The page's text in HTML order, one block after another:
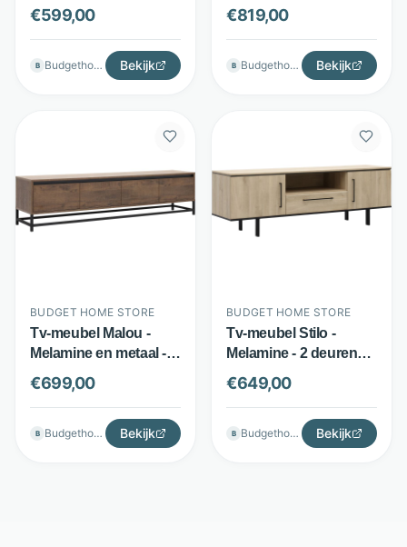
lade en 3 open vakken
- Mango - Budget
Home Store
€599,00
B Budgethomestore Bekijk
softclose kleppen -
Blond Oak - Budget
Home Store
€819,00
B Budgethomestore Bekijk
BUDGET HOME STORE
Tv-meubel Malou -
Melamine en metaal - 4
softclose-deuren -
Dark mango - Budget
Home Store
€699,00
B Budgethomestore Bekijk
BUDGET HOME STORE
Tv-meubel Stilo -
Melamine - 2 deuren
en lade - Bruin -
Budget Home Store
€649,00
B Budgethomestore Bekijk